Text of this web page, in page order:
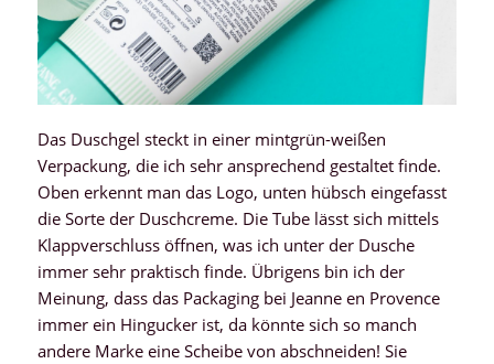
Das Duschgel steckt in einer mintgrün-weißen
Verpackung, die ich sehr ansprechend gestaltet finde.
Oben erkennt man das Logo, unten hübsch eingefasst
die Sorte der Duschcreme. Die Tube lässt sich mittels
Klappverschluss öffnen, was ich unter der Dusche
immer sehr praktisch finde. Übrigens bin ich der
Meinung, dass das Packaging bei Jeanne en Provence
immer ein Hingucker ist, da könnte sich so manch
andere Marke eine Scheibe von abschneiden! Sie